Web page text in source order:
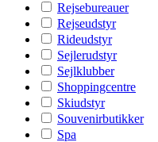
Rejsebureauer
Rejseudstyr
Rideudstyr
Sejlerudstyr
Sejlklubber
Shoppingcentre
Skiudstyr
Souvenirbutikker
Spa